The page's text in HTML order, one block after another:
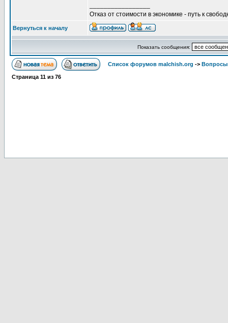
Отказ от стоимости в экономике - путь к
Вернуться к началу
Показать сообщения:
Список форумов malchish.org -> Вопросы
Страница 11 из 76